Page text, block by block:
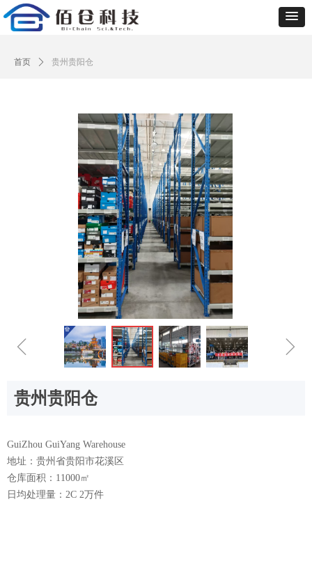
首页 ꄲ 贵州贵阳仓
ꁆ ꁇ
GuiZhou GuiYang Warehouse
地址：贵州省贵阳市花溪区
仓库面积：11000㎡
日均处理量：2C 2万件
贵州贵阳仓